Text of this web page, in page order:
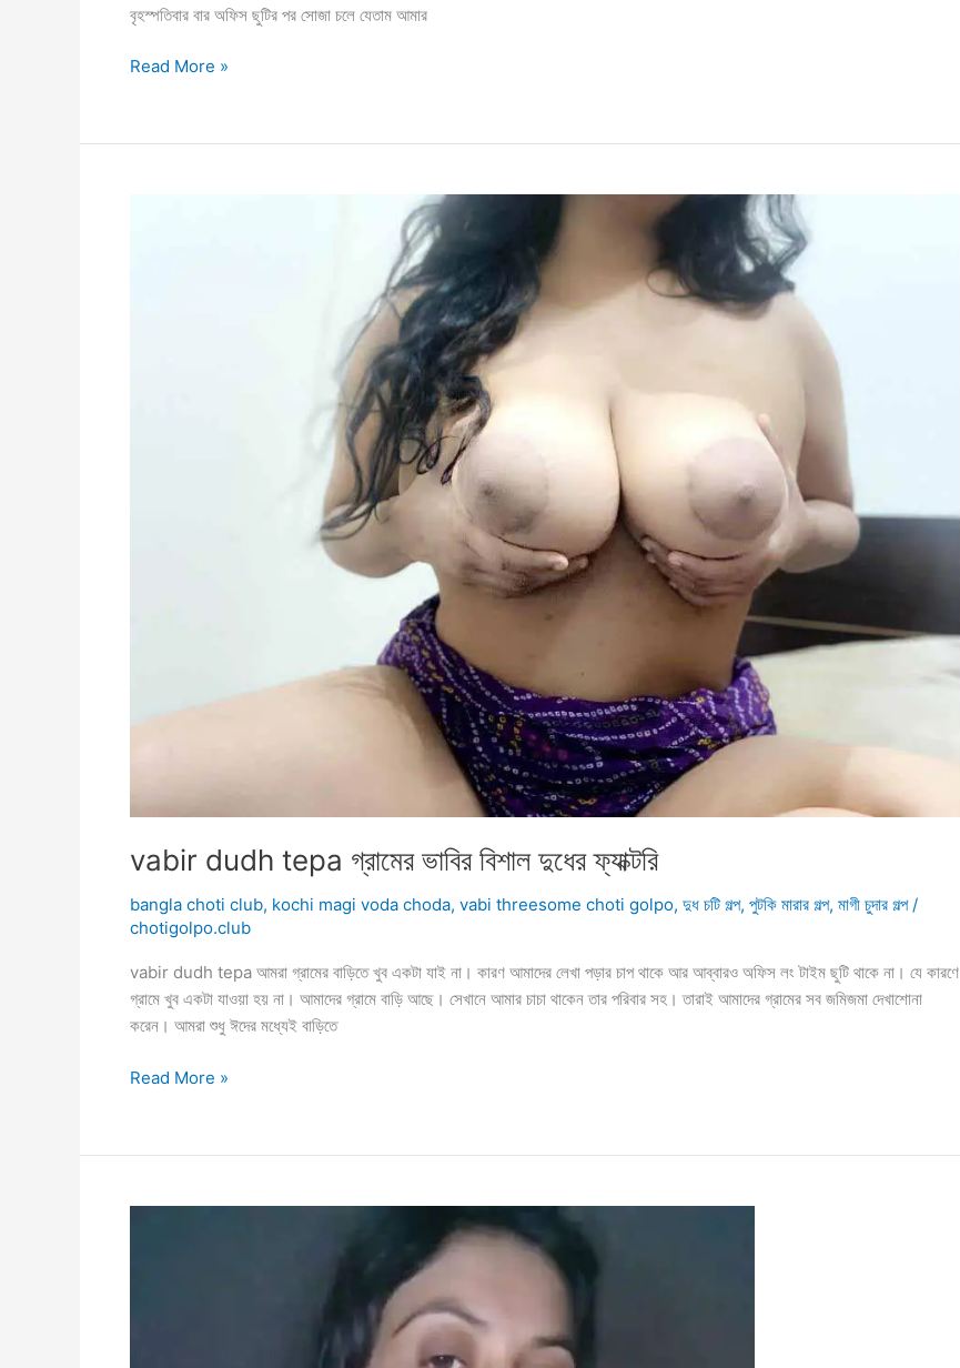
বৃহস্পতিবার বার অফিস ছুটির পর সোজা চলে যেতাম আমার
bondhur
কি
Read More »
vabir dudh tepa গ্রামের ভাবির বিশাল দুধের ফ্যাক্টরি
bangla choti club, kochi magi voda choda, vabi threesome choti golpo, দুধ চটি গল্প, পুটকি মারার গল্প, মাগী চুদার গল্প/
chotigolpo.club
vabir dudh tepa আমরা গ্রামের বাড়িতে খুব একটা যাই না। কারণ আমাদের লেখা পড়ার চাপ থাকে আর আব্বারও অফিস লং টাইম ছুটি থাকে না। যে কারণে
গ্রামে খুব একটা যাওয়া হয় না। আমাদের গ্রামে বাড়ি আছে। সেখানে আমার চাচা থাকেন তার পরিবার সহ। তারাই আমাদের গ্রামের সব জমিজমা দেখাশোনা
করেন। আমরা শুধু ঈদের মধ্যেই বাড়িতে
vabir
গ্রামের
বিশাল
Read More »